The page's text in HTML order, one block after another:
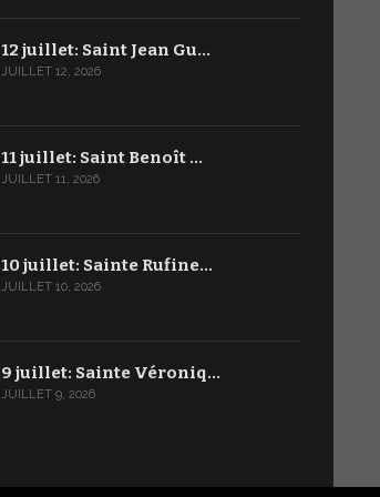
12 juillet: Saint Jean Gu…
JUILLET 12, 2026
11 juillet: Saint Benoît …
JUILLET 11, 2026
10 juillet: Sainte Rufine…
JUILLET 10, 2026
9 juillet: Sainte Véroniq…
JUILLET 9, 2026